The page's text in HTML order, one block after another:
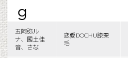
g
五阿弥ル
ナ、國土佳
音、さな
恋愛DOCHU膝栗
毛